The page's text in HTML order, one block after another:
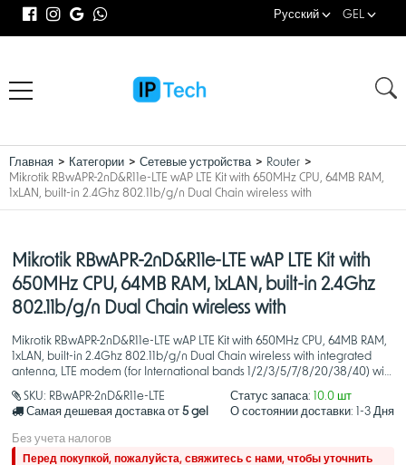
Русский GEL
Главная Категории Сетевые устройства
Router
Mikrotik RBwAPR-2nD&R11e-LTE wAP LTE Kit with 650MHz CPU, 64MB RAM,
1xLAN, built-in 2.4Ghz 802.11b/g/n Dual Chain wireless with
Mikrotik RBwAPR-2nD&R11e-LTE wAP LTE Kit with
650MHz CPU, 64MB RAM, 1xLAN, built-in 2.4Ghz
802.11b/g/n Dual Chain wireless with
Mikrotik RBwAPR-2nD&R11e-LTE wAP LTE Kit with 650MHz CPU, 64MB RAM,
1xLAN, built-in 2.4Ghz 802.11b/g/n Dual Chain wireless with integrated
antenna, LTE modem (for International bands 1/2/3/5/7/8/20/38/40) with
SKU: RBwAPR-2nD&R11e-LTE
Самая дешевая доставка от 5 gel
Статус запаса:
10.0 шт
О состоянии доставки:
1-3 Дня
Без учета налогов
Перед покупкой, пожалуйста, свяжитесь с нами, чтобы уточнить